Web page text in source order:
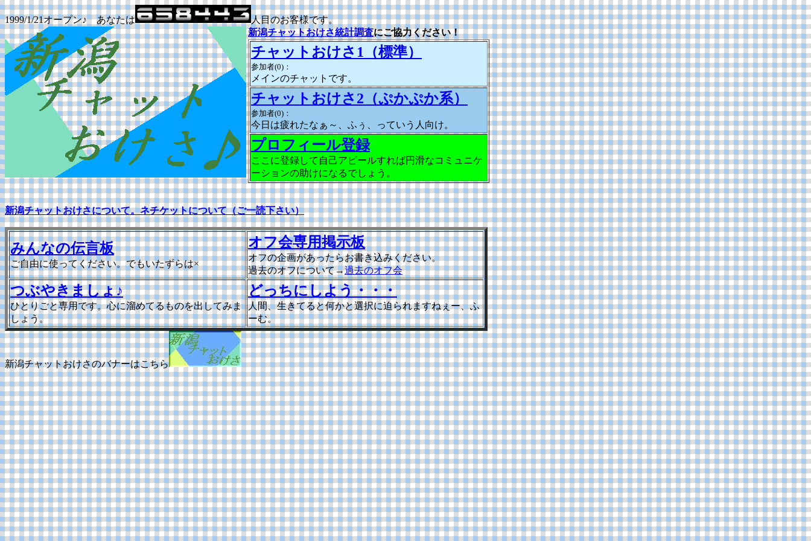
1999/1/21オープン♪ あなたは
人目のお客様です。
新潟チャットおけさ統計調査にご協力ください！
チャットおけさ1（標準）
参加者(0)：
メインのチャットです。
チャットおけさ2（ぷかぷか系）
参加者(0)：
今日は疲れたなぁ～、ふぅ、っていう人向け。
プロフィール登録
ここに登録して自己アピールすれば円滑なコミュニケ
ーションの助けになるでしょう。
新潟チャットおけさについて。ネチケットについて（ご一読下さい）
みんなの伝言板
ご自由に使ってください。でもいたずらは×
オフ会専用掲示板
オフの企画があったらお書き込みください。
過去のオフについて→過去のオフ会
つぶやきましょ♪
ひとりごと専用です。心に溜めてるものを出してみま
しょう。
どっちにしよう・・・
人間、生きてると何かと選択に迫られますねぇー、ふ
ーむ。
新潟チャットおけさのバナーはこちら